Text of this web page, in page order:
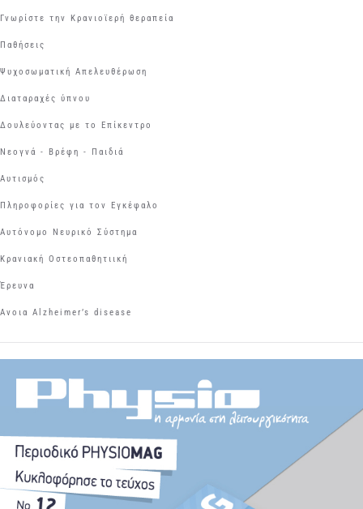
Γνωρίστε την Κρανιοϊερή θεραπεία
Παθήσεις
Ψυχοσωματική Απελευθέρωση
Διαταραχές ύπνου
Δουλεύοντας με το Επίκεντρο
Νεογνά - Βρέφη - Παιδιά
Αυτισμός
Πληροφορίες για τον Εγκέφαλο
Αυτόνομο Νευρικό Σύστημα
Κρανιακή Οστεοπαθητιική
Έρευνα
Aνοια Αlzheimer’s disease